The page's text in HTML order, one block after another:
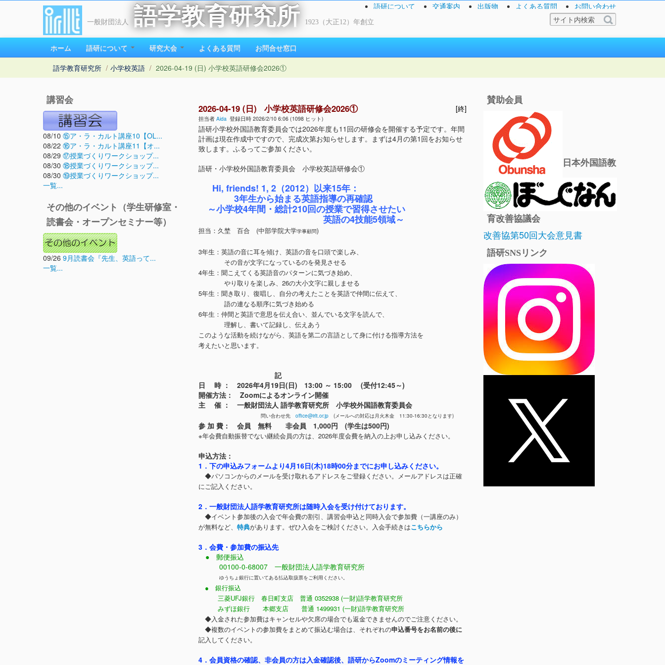
一般財団法人 語学教育研究所 1923（大正12）年創立
語研について 交通案内 出版物 よくある質問 お問い合わせ
ホーム 語研について 研究大会 よくある質問 お問合せ窓口
語学教育研究所 / 小学校英語 / 2026-04-19 (日) 小学校英語研修会2026①
講習会
08/10 ⑮ア・ラ・カルト講座10【OL...
08/22 ⑯ア・ラ・カルト講座11【オ...
08/29 ⑰授業づくりワークショップ...
08/30 ⑱授業づくりワークショップ...
08/30 ⑲授業づくりワークショップ...
一覧...
その他のイベント（学生研修室・
読書会・オープンセミナー等）
09/26 9月読書会『先生、英語って...
一覧...
[終]
2026-04-19 (日) 小学校英語研修会2026①
担当者 Aida 登録日時 2026/2/10 6:06 (1098 ヒット)
語研小学校外国語教育委員会では2026年度も11回の研修会を開催する予定です。年間
計画は現在作成中ですので、完成次第お知らせします。まずは4月の第1回をお知らせ
致します。ふるってご参加ください。
語研・小学校外国語教育委員会 小学校英語研修会①
Hi, friends! 1, 2（2012）以来15年：
3年生から始まる英語指導の再確認
～小学校4年間・総計210回の授業で習得させたい
英語の4技能5領域～
担当：久埜 百合 (中部学院大学学事顧問)
3年生：英語の音に耳を傾け、英語の音を口頭で楽しみ、
その音が文字になっているのを発見させる
4年生：聞こえてくる英語音のパターンに気づき始め、
やり取りを楽しみ、26の大小文字に親しませる
5年生：聞き取り、復唱し、自分の考えたことを英語で仲間に伝えて、
語の連なる順序に気づき始める
6年生：仲間と英語で意思を伝え合い、並んでいる文字を読んで、
理解し、書いて記録し、伝えあう
このような活動を続けながら、英語を第二の言語として身に付ける指導方法を
考えたいと思います。
記
日 時 ： 2026年4月19日(日) 13:00 ～ 15:00 (受付12:45～)
開催方法： Zoomによるオンライン開催
主 催 ： 一般財団法人 語学教育研究所 小学校外国語教育委員会
問い合わせ先 office@irlt.or.jp (メールへの対応は月火木金 11:30-16:30となります)
参 加 費： 会員 無料 非会員 1,000円 (学生は500円)
※年会費自動振替でない継続会員の方は、2026年度会費を納入の上お申し込みください。
申込方法：
1．下の申込みフォームより4月16日(木)18時00分までにお申し込みください。
◆パソコンからのメールを受け取れるアドレスをご登録ください。メールアドレスは正確
にご記入ください。
2．一般財団法人語学教育研究所は随時入会を受け付けております。
◆イベント参加後の入会で年会費の割引、講習会申込と同時入会で参加費（一講座のみ）
が無料など、 特典があります。ぜひ入会をご検討ください。入会手続きはこちらから
3．会費・参加費の振込先
● 郵便振込
00100-0-68007 一般財団法人語学教育研究所
ゆうちょ銀行に置いてある払込取扱票をご利用ください。
● 銀行振込
三菱UFJ銀行 春日町支店 普通 0352938 (一財)語学教育研究所
みずほ銀行 本郷支店 普通 1499931 (一財)語学教育研究所
◆入金された参加費はキャンセルや欠席の場合でも返金できませんのでご注意ください。
◆複数のイベントの参加費をまとめて振込む場合は、それぞれの申込番号をお名前の後に
記入してください。
4．会員資格の確認、非会員の方は入金確認後、語研からZoomのミーティング情報を
賛助会員
日本外国語教
育改善協議会
改善協第50回大会意見書
語研SNSリンク